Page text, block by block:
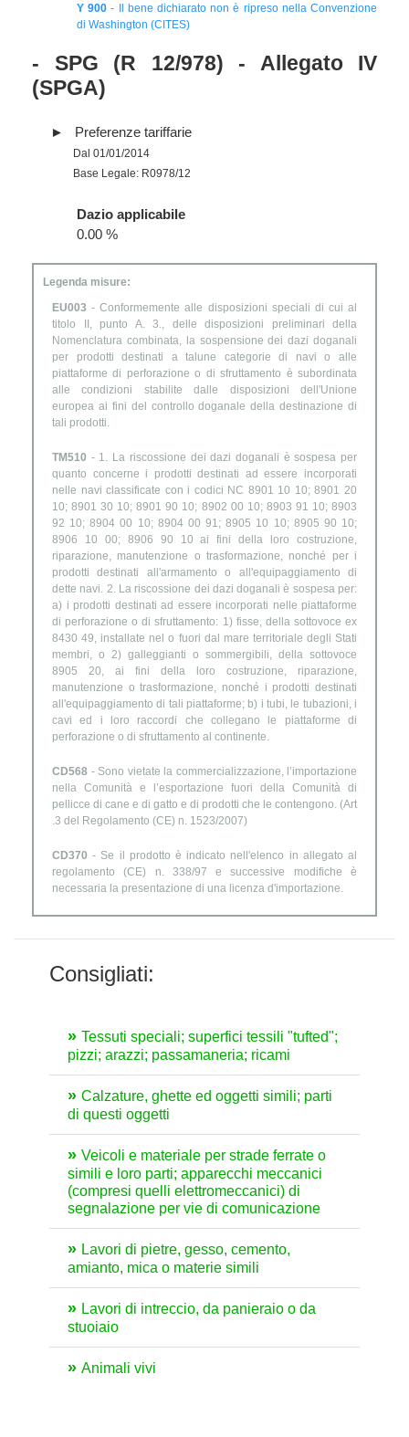
Y 900 - Il bene dichiarato non è ripreso nella Convenzione
di Washington (CITES)
- SPG (R 12/978) - Allegato IV
(SPGA)
Preferenze tariffarie
Dal 01/01/2014
Base Legale: R0978/12
Dazio applicabile
0.00 %
Legenda misure:
EU003 - Conformemente alle disposizioni speciali di cui al
titolo II, punto A. 3., delle disposizioni preliminari della
Nomenclatura combinata, la sospensione dei dazi doganali
per prodotti destinati a talune categorie di navi o alle
piattaforme di perforazione o di sfruttamento è subordinata
alle condizioni stabilite dalle disposizioni dell'Unione
europea ai fini del controllo doganale della destinazione di
tali prodotti.
TM510 - 1. La riscossione dei dazi doganali è sospesa per
quanto concerne i prodotti destinati ad essere incorporati
nelle navi classificate con i codici NC 8901 10 10; 8901 20
10; 8901 30 10; 8901 90 10; 8902 00 10; 8903 91 10; 8903
92 10; 8904 00 10; 8904 00 91; 8905 10 10; 8905 90 10;
8906 10 00; 8906 90 10 ai fini della loro costruzione,
riparazione, manutenzione o trasformazione, nonché per i
prodotti destinati all'armamento o all'equipaggiamento di
dette navi. 2. La riscossione dei dazi doganali è sospesa per:
a) i prodotti destinati ad essere incorporati nelle piattaforme
di perforazione o di sfruttamento: 1) fisse, della sottovoce ex
8430 49, installate nel o fuori dal mare territoriale degli Stati
membri, o 2) galleggianti o sommergibili, della sottovoce
8905 20, ai fini della loro costruzione, riparazione,
manutenzione o trasformazione, nonché i prodotti destinati
all'equipaggiamento di tali piattaforme; b) i tubi, le tubazioni, i
cavi ed i loro raccordi che collegano le piattaforme di
perforazione o di sfruttamento al continente.
CD568 - Sono vietate la commercializzazione, l’importazione
nella Comunità e l’esportazione fuori della Comunità di
pellicce di cane e di gatto e di prodotti che le contengono. (Art
.3 del Regolamento (CE) n. 1523/2007)
CD370 - Se il prodotto è indicato nell'elenco in allegato al
regolamento (CE) n. 338/97 e successive modifiche è
necessaria la presentazione di una licenza d'importazione.
Consigliati:
Tessuti speciali; superfici tessili "tufted";
pizzi; arazzi; passamaneria; ricami
Calzature, ghette ed oggetti simili; parti
di questi oggetti
Veicoli e materiale per strade ferrate o
simili e loro parti; apparecchi meccanici
(compresi quelli elettromeccanici) di
segnalazione per vie di comunicazione
Lavori di pietre, gesso, cemento,
amianto, mica o materie simili
Lavori di intreccio, da panieraio o da
stuoiaio
Animali vivi